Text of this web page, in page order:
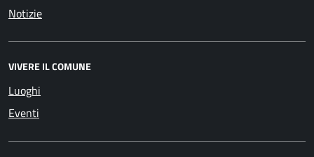
Notizie
VIVERE IL COMUNE
Luoghi
Eventi